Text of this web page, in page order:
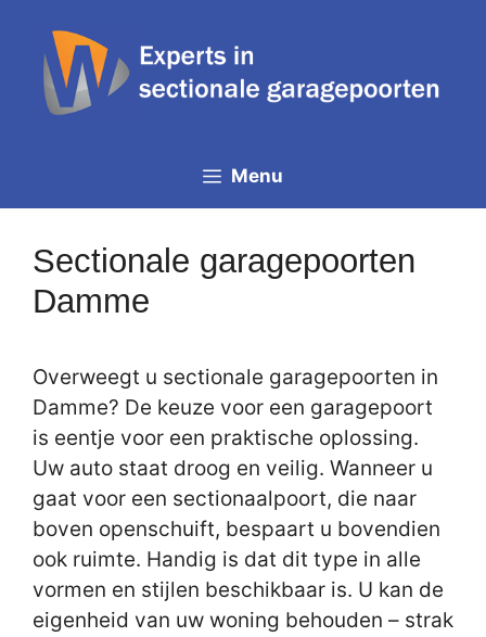
inhoud
Menu
Sectionale garagepoorten
Damme
Overweegt u sectionale garagepoorten in
Damme? De keuze voor een garagepoort
is eentje voor een praktische oplossing.
Uw auto staat droog en veilig. Wanneer u
gaat voor een sectionaalpoort, die naar
boven openschuift, bespaart u bovendien
ook ruimte. Handig is dat dit type in alle
vormen en stijlen beschikbaar is. U kan de
eigenheid van uw woning behouden – strak